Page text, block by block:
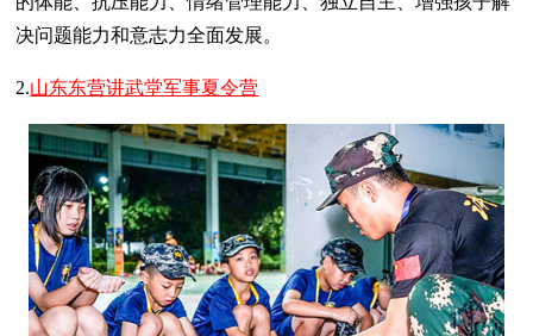
决问题能力和意志力全面发展。
2.山东东营讲武堂军事夏令营